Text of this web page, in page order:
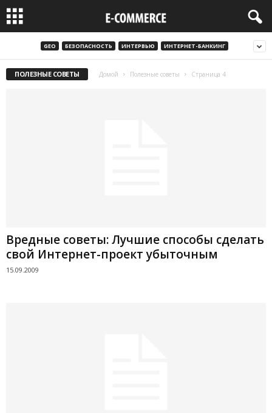
GEO БЕЗОПАСНОСТЬ ИНТЕРВЬЮ ИНТЕРНЕТ-БАНКИНГ
ПОЛЕЗНЫЕ СОВЕТЫ Домой Полезные советы Страница 4
Вредные советы: Лучшие способы сделать
свой Интернет-проект убыточным
15.09.2009